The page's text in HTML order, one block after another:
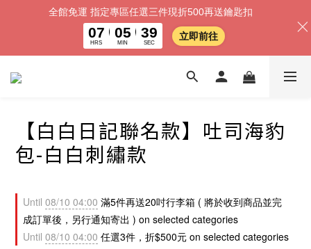
【白白日記聯名款】吐司海豹
包-白白刺繡款
Until 08/10 04:00 滿5件再送20吋行李箱 ( 將於收到商品並完
成訂單後，另行通知寄出 ) on selected categories
Until 08/10 04:00 任選3件，折$500元 on selected categories
全館免運 指定專區任選三件現折500再送鑰匙扣
07
HRS
05
MIN
35
SEC
立即前往